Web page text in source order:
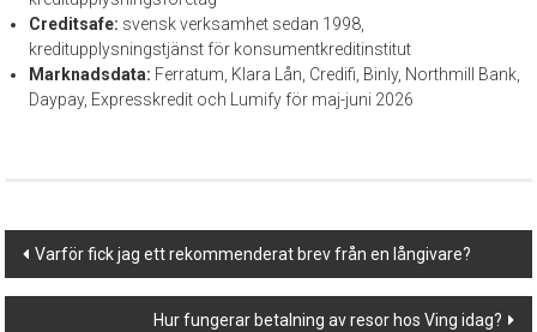
Creditsafe: svensk verksamhet sedan 1998,
kreditupplysningstjänst för konsumentkreditinstitut
Marknadsdata: Ferratum, Klara Lån, Credifi, Binly, Northmill Bank,
Daypay, Expresskredit och Lumify för maj-juni 2026
Post
navigation
Varför fick jag ett rekommenderat brev från en långivare?
Hur fungerar betalning av resor hos Ving idag?